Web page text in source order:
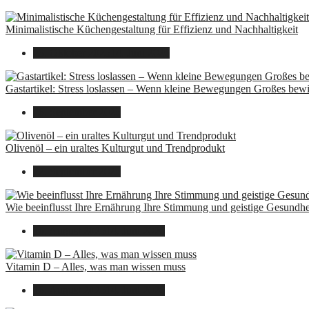
Minimalistische Küchengestaltung für Effizienz und Nachhaltigkeit
Gastartikel: Stress loslassen – Wenn kleine Bewegungen Großes
Olivenöl – ein uraltes Kulturgut und Trendprodukt
Wie beeinflusst Ihre Ernährung Ihre Stimmung und geistige
Vitamin D – Alles, was man wissen muss